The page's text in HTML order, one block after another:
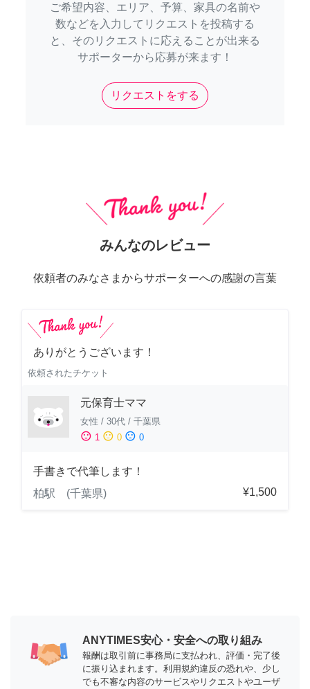
ご希望内容、エリア、予算、家具の名前や
数などを入力してリクエストを投稿する
と、そのリクエストに応えることが出来る
サポーターから応募が来ます！
リクエストをする
みんなのレビュー
依頼者のみなさまからサポーターへの感謝の言葉
ありがとうございます！
依頼されたチケット
元保育士ママ
女性 / 30代 / 千葉県
sentiment_satisfied 1 sentiment_neutral 0 sentiment_dissatisfied 0
手書きで代筆します！
柏駅 (千葉県)
¥1,500
ANYTIMES安心・安全への取り組み
報酬は取引前に事務局に支払われ、評価・完了後
に振り込まれます。利用規約違反の恐れや、少し
でも不審な内容のサービスやリクエストやユーザ